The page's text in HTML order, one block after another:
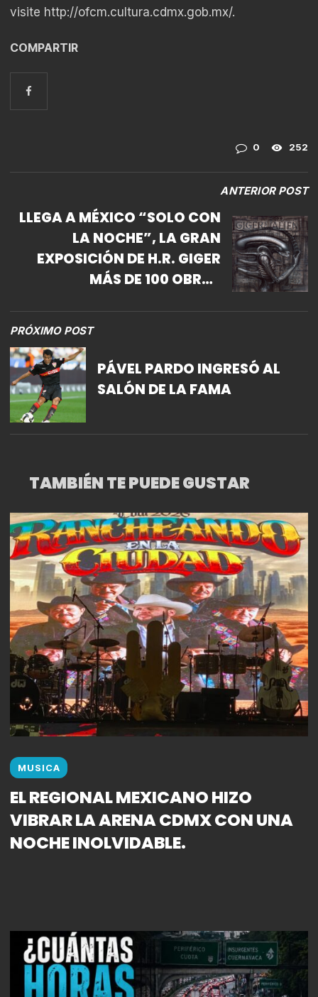
visite http://ofcm.cultura.cdmx.gob.mx/.
COMPARTIR
0 252
ANTERIOR POST
LLEGA A MÉXICO “SOLO CON
LA NOCHE”, LA GRAN
EXPOSICIÓN DE H.R. GIGER
MÁS DE 100 OBRAS
PRÓXIMO 4 DE DICIEMBRE
PRÓXIMO POST
PÁVEL PARDO INGRESÓ AL
SALÓN DE LA FAMA
TAMBIÉN TE PUEDE GUSTAR
MUSICA
EL REGIONAL MEXICANO HIZO
VIBRAR LA ARENA CDMX CON UNA
NOCHE INOLVIDABLE.